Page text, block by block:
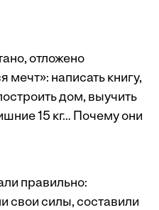
отложено
написать книгу,
дом, выучить
15 кг… Почему они
правильно:
свои силы, составили